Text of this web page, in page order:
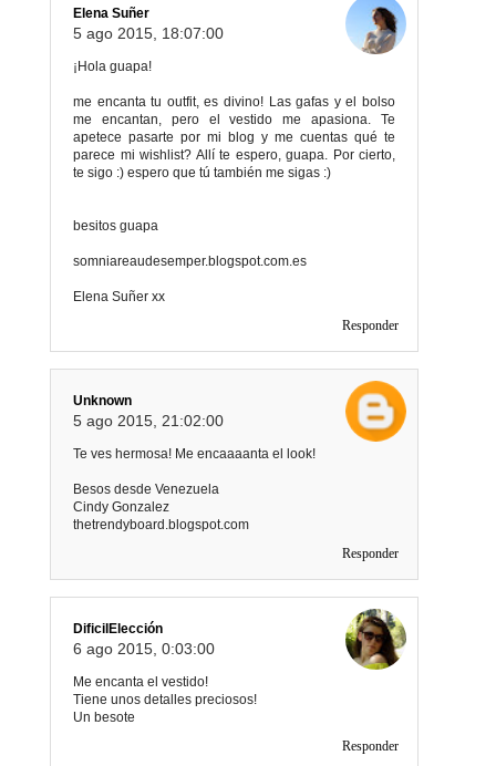
Elena Suñer
5 ago 2015, 18:07:00
¡Hola guapa!
me encanta tu outfit, es divino! Las gafas y el bolso
me encantan, pero el vestido me apasiona. Te
apetece pasarte por mi blog y me cuentas qué te
parece mi wishlist? Allí te espero, guapa. Por cierto,
te sigo :) espero que tú también me sigas :)
besitos guapa
somniareaudesemper.blogspot.com.es
Elena Suñer xx
Responder
Unknown
5 ago 2015, 21:02:00
Te ves hermosa! Me encaaaanta el look!
Besos desde Venezuela
Cindy Gonzalez
thetrendyboard.blogspot.com
Responder
DificilElección
6 ago 2015, 0:03:00
Me encanta el vestido!
Tiene unos detalles preciosos!
Un besote
Responder